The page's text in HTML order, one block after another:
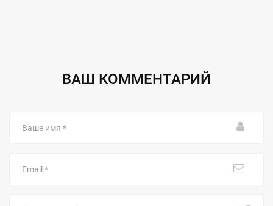
ВАШ КОММЕНТАРИЙ
имя